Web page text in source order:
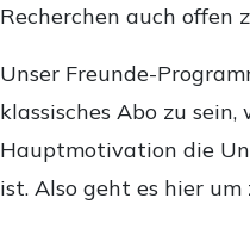
Recherchen auch offen
Unser Freunde-
klassisches Abo zu
Hauptmotivation die
ist. Also geht es hier um